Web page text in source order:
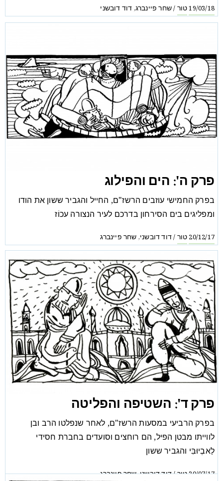
19/03/18טור/שחר פיינברג,דוד דובשני
פרק ה': הים והפילוג
בפרק החמישי עוזבים הרשז"ם, החייל והגביר ששון את הודו
ומפליגים בים הסירחון בדרכם לעיר הנצורה עכוֹז
20/12/17טור/דוד דובשני,שחר פיינברג
פרק ד': השטיפה והפליטה
בפרק הרביעי במסעות הרשז"ם, לאחר שנפלטו הרב ובן
לווייתו מבטן הפיל, הם רוחצים וסועדים בחברת חסידי
לַאבְיוּבִּי והגביר ששון
30/07/17טור/דוד דובשני,שחר פיינברג